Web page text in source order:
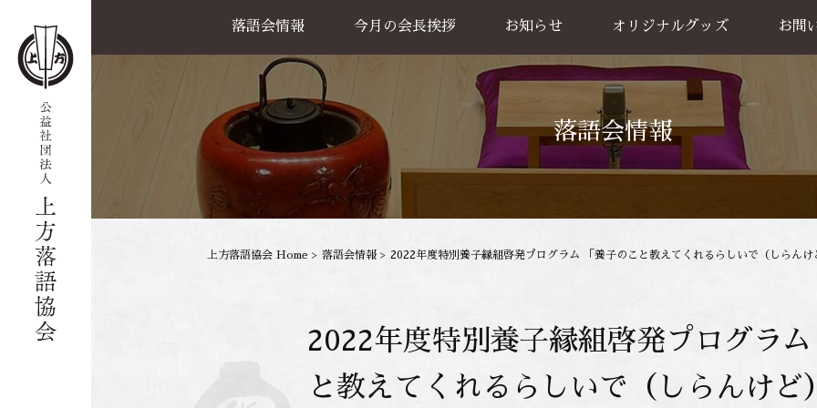
落語会情報
公演一覧
天満天神繁昌亭
喜楽館
島之内寄席
協力事業
今月の会長挨拶 お知らせ オリジナルグッズ
グッズ販売
お買い物方法
お問
落語会情報
上方落語協会 Home > 落語会情報 > 2022年度特別養子縁組啓発プログラム 「養子のこと教えてくれるらしいで（しらん
2022年度特別養子縁組啓発プログラ
と教えてくれるらしいで（しらんけど